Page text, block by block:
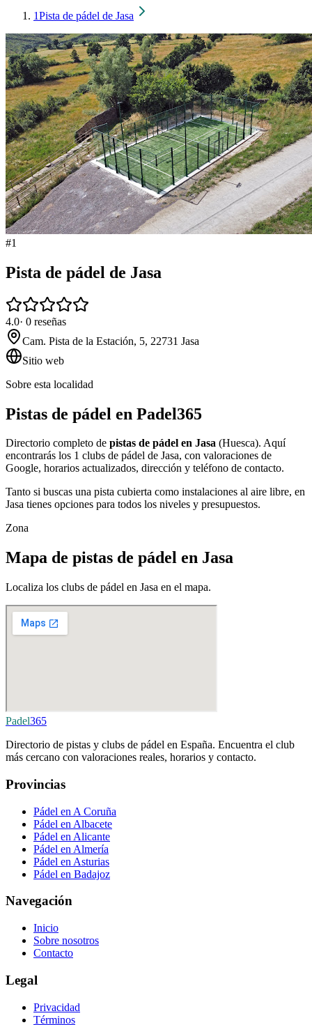
1Pista de pádel de Jasa
#1
Pista de pádel de Jasa
4.0· 0 reseñas
Cam. Pista de la Estación, 5, 22731 Jasa
Sitio web
Sobre esta localidad
Pistas de pádel en Padel365
Directorio completo de pistas de pádel en Jasa (Huesca). Aquí
encontrarás los 1 clubs de pádel de Jasa, con valoraciones de
Google, horarios actualizados, dirección y teléfono de contacto.
Tanto si buscas una pista cubierta como instalaciones al aire libre, en
Jasa tienes opciones para todos los niveles y presupuestos.
Zona
Mapa de pistas de pádel en Jasa
Localiza los clubs de pádel en Jasa en el mapa.
Padel365
Directorio de pistas y clubs de pádel en España. Encuentra el club
más cercano con valoraciones reales, horarios y contacto.
Provincias
Pádel en A Coruña
Pádel en Albacete
Pádel en Alicante
Pádel en Almería
Pádel en Asturias
Pádel en Badajoz
Navegación
Inicio
Sobre nosotros
Contacto
Legal
Privacidad
Términos